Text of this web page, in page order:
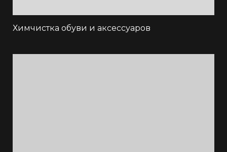
Химчистка обуви и аксессуаров